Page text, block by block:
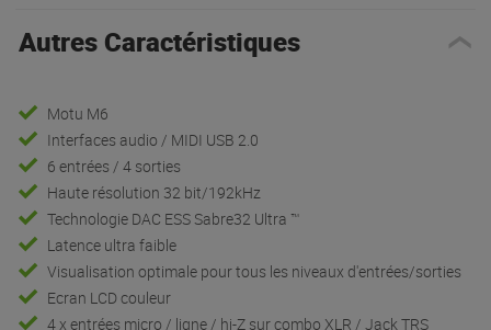
Autres Caractéristiques
Motu M6
Interfaces audio / MIDI USB 2.0
6 entrées / 4 sorties
Haute résolution 32 bit/192kHz
Technologie DAC ESS Sabre32 Ultra ™
Latence ultra faible
Visualisation optimale pour tous les niveaux d'entrées/sorties
Ecran LCD couleur
4 x entrées micro / ligne / hi-Z sur combo XLR / Jack TRS